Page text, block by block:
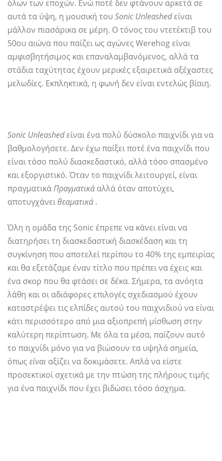
όλων των εποχών. Ενώ ποτέ δεν φτάνουν αρκετά σε
αυτά τα ύψη, η μουσική του Sonic Unleashedείναι
μάλλον πιασάρικα σε μέρη. Ο τόνος του ντετέκτιβ του
50ου αιώνα που παίζει ως αγώνες Werehog είναι
αμφισβητήσιμος και επαναλαμβανόμενος, αλλά τα
στάδια ταχύτητας έχουν μερικές εξαιρετικά αξέχαστες
μελωδίες. Εκπληκτικά, η φωνή δεν είναι εντελώς βίαιη.
Sonic Unleashedείναι ένα πολύ δύσκολο παιχνίδι για να
βαθμολογήσετε. Δεν έχω παίξει ποτέ ένα παιχνίδι που
είναι τόσο πολύ διασκεδαστικό, αλλά τόσο σπασμένο
και εξοργιστικό. Όταν το παιχνίδι λειτουργεί, είναι
πραγματικάΠραγματικά αλλά όταν αποτύχει,
αποτυγχάνειθεαματικά .
Όλη η ομάδα της Sonic έπρεπε να κάνει είναι να
διατηρήσει τη διασκεδαστική διασκέδαση και τη
συγκίνηση που αποτελεί περίπου το 40% της εμπειρίας
και θα εξετάζαμε έναν τίτλο που πρέπει να έχεις και
ένα σκορ που θα φτάσει σε δέκα. Σήμερα, τα ανόητα
λάθη και οι αδιάφορες επιλογές σχεδιασμού έχουν
καταστρέψει τις ελπίδες αυτού του παιχνιδιού να είναι
κάτι περισσότερο από μια αξιοπρεπή μίσθωση στην
καλύτερη περίπτωση. Με όλα τα μέσα, παίζουν αυτό
το παιχνίδι μόνο για να βιώσουν τα υψηλά σημεία,
όπως είναι αξίζει να δοκιμάσετε. Απλά να είστε
προσεκτικοί σχετικά με την πτώση της πλήρους τιμής
για ένα παιχνίδι που έχει βιδώσει τόσο άσχημα.